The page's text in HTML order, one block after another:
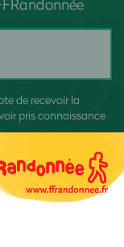
de recevoir la
pris connaissance